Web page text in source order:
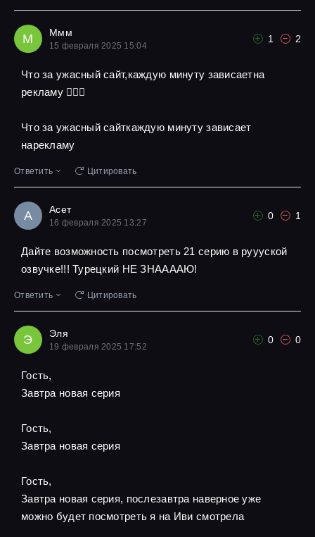
М Ммм
15 февраля 2025 15:04
1 2
Что за ужасный сайт,каждую минуту зависаетна
рекламу 🤦🏾‍♀️
Что за ужасный сайткаждую минуту зависает
нарекламу
Ответить Цитировать
А Асет
16 февраля 2025 13:27
0 1
Дайте возможность посмотреть 21 серию в руууской
озвучке!!! Турецкий НЕ ЗНААААЮ!
Ответить Цитировать
Э Эля
19 февраля 2025 17:52
0 0
Гость,
Завтра новая серия
Гость,
Завтра новая серия
Гость,
Завтра новая серия, послезавтра наверное уже
можно будет посмотреть я на Иви смотрела